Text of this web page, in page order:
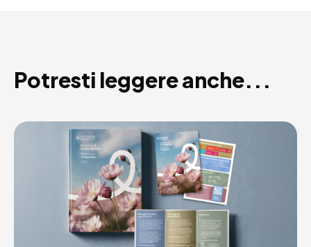
Potresti leggere anche...